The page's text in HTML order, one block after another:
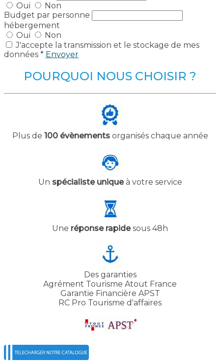
Oui
Non
Budget par personne
hébergement
Oui
Non
J'accepte la transmission et le stockage de mes
données * Envoyer
POURQUOI NOUS CHOISIR ?
Plus de 100 évènementsorganisés chaque année
Un spécialiste uniqueà votre service
Une réponse rapidesous 48h
Des garanties
Agrément Tourisme Atout France
Garantie Financière APST
RC Pro Tourisme d'affaires